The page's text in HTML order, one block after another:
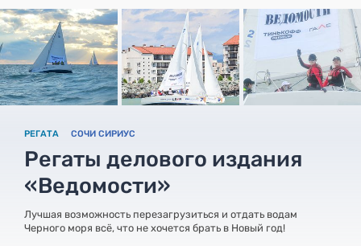
РЕГАТА СОЧИ СИРИУС
Регаты делового издания
«Ведомости»
Лучшая возможность перезагрузиться и отдать водам
Черного моря всё, что не хочется брать в Новый год!